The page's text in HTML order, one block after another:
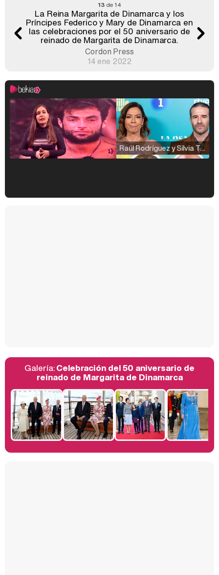
13de 14
La Reina Margarita de Dinamarca y los
Príncipes Federico y Mary de Dinamarca en
las celebraciones por el 50 aniversario de
reinado de Margarita de Dinamarca.
Cordon Press
14 ene 2022
Raúl Rodríguez y Silvia Taulés nos cuentan su papel en 'La familia de la tele'
Manu Baqueiro: "Tuve como referente a Bruce Willis en 'Luz de Luna' para mi trabajo en la serie 'Perdiendo el juicio'"
Galería:Celebración del 50 aniversario de
reinado de Margarita de Dinamarca